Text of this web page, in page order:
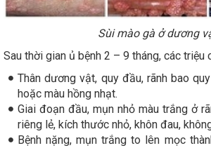
Sùi mào gà ở dương
Sau thời gian ủ bệnh 2 – 9 tháng, các triệu
Thân dương vật, quy đầu, rãnh bao
hoặc màu hồng nhạt.
Giai đoạn đầu, mụn nhỏ màu trắng ở
riêng lẻ, kích thước nhỏ, khôn đau,
Bệnh nặng, mụn trắng to lên mọc